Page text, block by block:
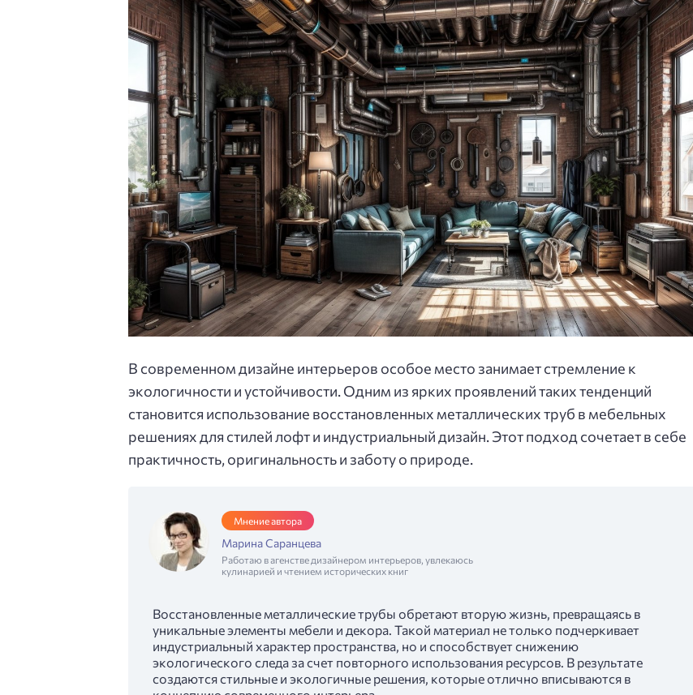
В современном дизайне интерьеров особое место занимает стремление к
экологичности и устойчивости. Одним из ярких проявлений таких тенденций
становится использование восстановленных металлических труб в мебельных
решениях для стилей лофт и индустриальный дизайн. Этот подход сочетает в себе
практичность, оригинальность и заботу о природе.
Мнение автора
Марина Саранцева
Работаю в агенстве дизайнером интерьеров, увлекаюсь
кулинарией и чтением исторических книг
Восстановленные металлические трубы обретают вторую жизнь, превращаясь в
уникальные элементы мебели и декора. Такой материал не только подчеркивает
индустриальный характер пространства, но и способствует снижению
экологического следа за счет повторного использования ресурсов. В результате
создаются стильные и экологичные решения, которые отлично вписываются в